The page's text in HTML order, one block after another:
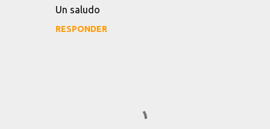
Un saludo
RESPONDER